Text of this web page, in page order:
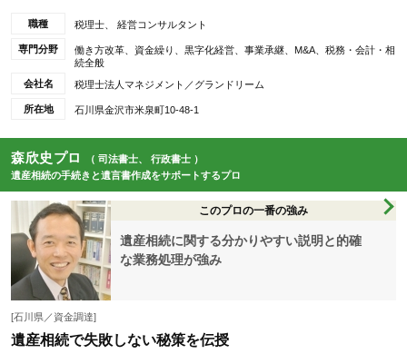
職種 税理士、 経営コンサルタント
専門分野
働き方改革、資金繰り、黒字化経営、事業承継、M&A、税務・会計・相
続全般
会社名
税理士法人マネジメント／グランドリーム
所在地 石川県金沢市米泉町10-48-1
森欣史プロ
（ 司法書士、 行政書士 ）
遺産相続の手続きと遺言書作成をサポートするプロ
このプロの一番の強み
遺産相続に関する分かりやすい説明と的確
な業務処理が強み
[石川県／資金調達]
遺産相続で失敗しない秘策を伝授